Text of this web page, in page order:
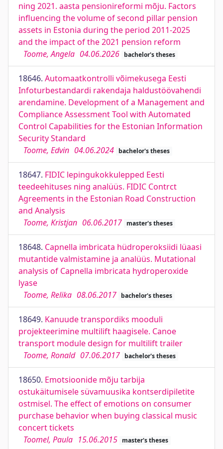
ning 2021. aasta pensionireformi mõju. Factors
influencing the volume of second pillar pension
assets in Estonia during the period 2011-2025
and the impact of the 2021 pension reform
Toome, Angela 04.06.2026 bachelor's theses
18646. Automaatkontrolli võimekusega Eesti
Infoturbestandardi rakendaja haldustöövahendi
arendamine. Development of a Management and
Compliance Assessment Tool with Automated
Control Capabilities for the Estonian Information
Security Standard
Toome, Edvin 04.06.2024 bachelor's theses
18647. FIDIC lepingukokkulepped Eesti
teedeehituses ning analüüs. FIDIC Contrct
Agreements in the Estonian Road Construction
and Analysis
Toome, Kristjan 06.06.2017 master's theses
18648. Capnella imbricata hüdroperoksiidi lüaasi
mutantide valmistamine ja analüüs. Mutational
analysis of Capnella imbricata hydroperoxide
lyase
Toome, Relika 08.06.2017 bachelor's theses
18649. Kanuude transpordiks mooduli
projekteerimine multilift haagisele. Canoe
transport module design for multilift trailer
Toome, Ronald 07.06.2017 bachelor's theses
18650. Emotsioonide mõju tarbija
ostukäitumisele süvamuusika kontserdipiletite
ostmisel. The effect of emotions on consumer
purchase behavior when buying classical music
concert tickets
Toomel, Paula 15.06.2015 master's theses